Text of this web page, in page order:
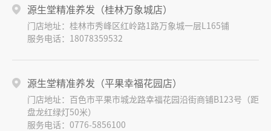
源生堂精准养发（桂林万象城店）
门店地址：桂林市秀峰区红岭路1路万象城一层L165铺
服务电话：18078359532
源生堂精准养发（平果幸福花园店）
门店地址：百色市平果市城龙路幸福花园沿街商铺B123号（距
盘龙红绿灯50米）
服务电话：0776-5856100